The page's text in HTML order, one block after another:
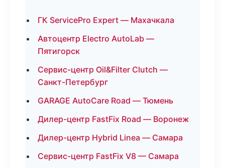
ГК ServicePro Expert — Махачкала
Автоцентр Electro AutoLab —
Пятигорск
Сервис-центр Oil&Filter Clutch —
Санкт-Петербург
GARAGE AutoCare Road — Тюмень
Дилер-центр FastFix Road — Воронеж
Дилер-центр Hybrid Linea — Самара
Сервис-центр FastFix V8 — Самара